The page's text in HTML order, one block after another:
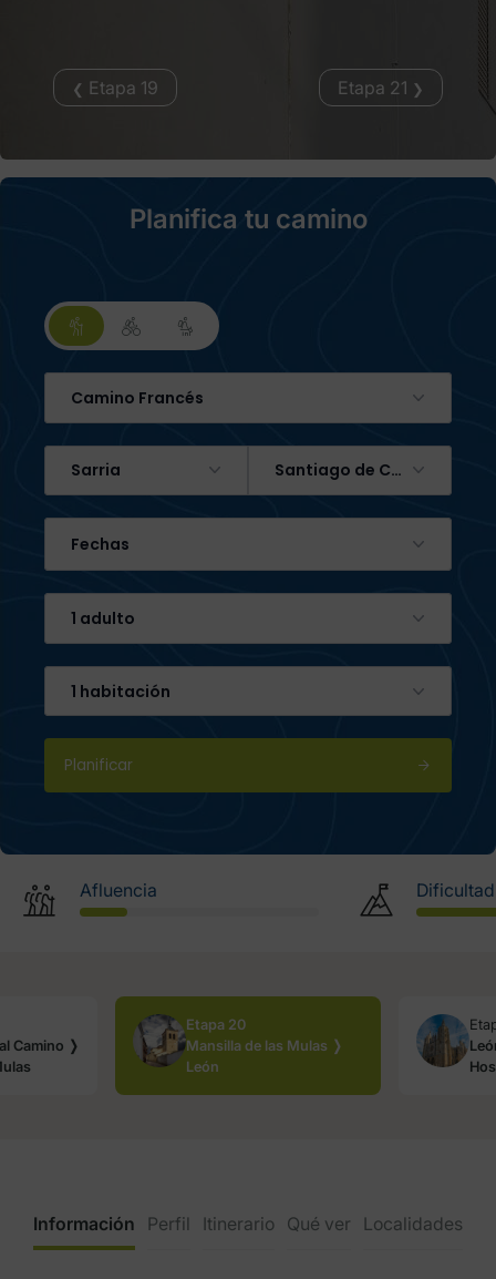
❮ Etapa 19 Etapa 21 ❯
Planifica tu camino
Camino Francés
Sarria Santiago de Compostela
Fechas
1 adulto
1 habitación
Planificar
Afluencia Dificultad
Camino ❭
Etapa 20
Mansilla de las Mulas ❭
León
Información Perfil Itinerario Qué ver Localidades